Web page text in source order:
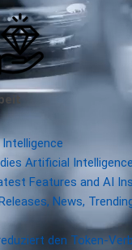
Artificial
Features and AI
News,
den Token-